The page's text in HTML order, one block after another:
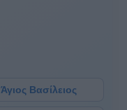
Άγιος Βασίλειος